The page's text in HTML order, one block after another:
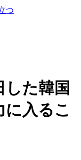
つ
した韓国
に入るこ